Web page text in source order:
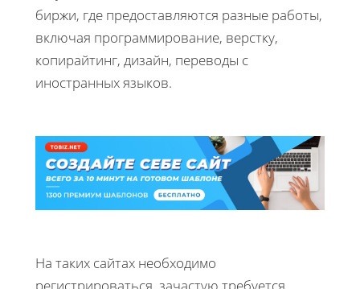
биржи, где предоставляются разные работы,
включая программирование, верстку,
копирайтинг, дизайн, переводы с
иностранных языков.
На таких сайтах необходимо